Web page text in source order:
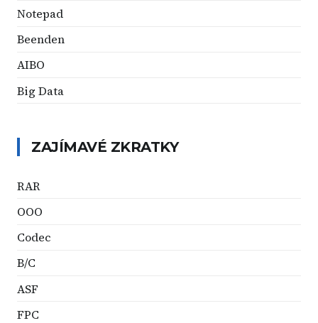
Notepad
Beenden
AIBO
Big Data
ZAJÍMAVÉ ZKRATKY
RAR
OOO
Codec
B/C
ASF
FPC